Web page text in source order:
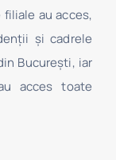
au acces,
şi cadrele
București, iar
acces toate